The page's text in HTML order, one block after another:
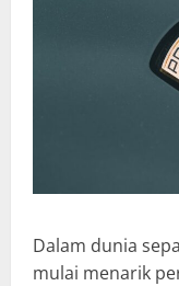
Dalam dunia
mulai menarik